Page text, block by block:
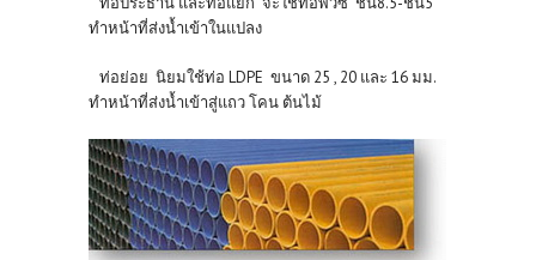
ทำหน้าที่ส่งน้ำเข้าในแปลง
ท่อย่อย นิยมใช้ท่อ LDPE ขนาด 25 , 20 และ 16 มม.
ทำหน้าที่ส่งน้ำเข้าสู่แถว โคน ต้นไม้